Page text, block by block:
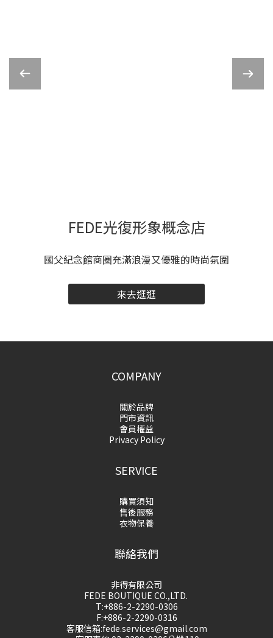
FEDE光復形象概念店
國父紀念館商圈充滿浪漫又優雅的時尚氛圍
來去逛逛
COMPANY
關於品牌
門市資訊
會員權益
Privacy Policy
SERVICE
購買須知
售後服務
衣物保養
聯絡我們
非得有限公司
FEDE BOUTIQUE CO.,LTD.
T:+886-2-2290-0306
F:+886-2-2290-0316
客服信箱:fede.services@gmail.com